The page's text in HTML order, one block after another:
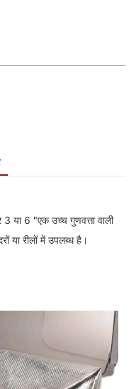
या 6 "एक उच्च गुणवत्ता वाली
या रीलों में उपलब्ध है।